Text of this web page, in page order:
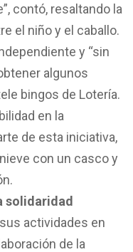
contó, resaltando la
el niño y el caballo.
y “sin
algunos
bingos de Lotería.
en la
de esta iniciativa,
con un casco y
solidaridad
actividades en
de la